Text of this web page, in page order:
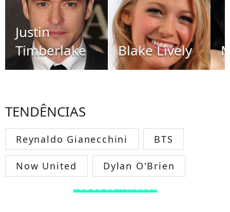
Justin
Timberlake
Blake Lively
TENDÊNCIAS
Reynaldo Gianecchini BTS
Now United Dylan O'Brien
TODOS OS FAMOSOS